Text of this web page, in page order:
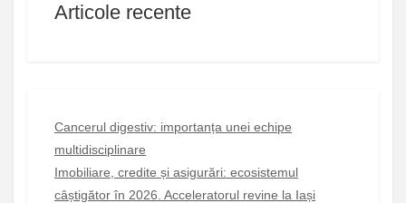
Articole recente
Cancerul digestiv: importanța unei echipe
multidisciplinare
Imobiliare, credite și asigurări: ecosistemul
câștigător în 2026. Acceleratorul revine la Iași